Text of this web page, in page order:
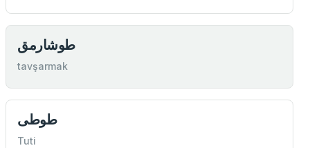
طوشارمق
tavşarmak
طوطی
Tuti